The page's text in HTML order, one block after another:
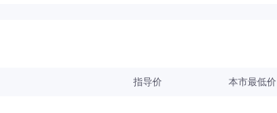
指导价 本市最低价